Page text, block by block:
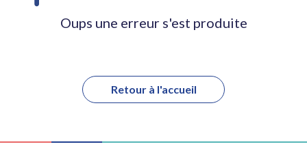
Oups une erreur s'est produite
Retour à l'accueil